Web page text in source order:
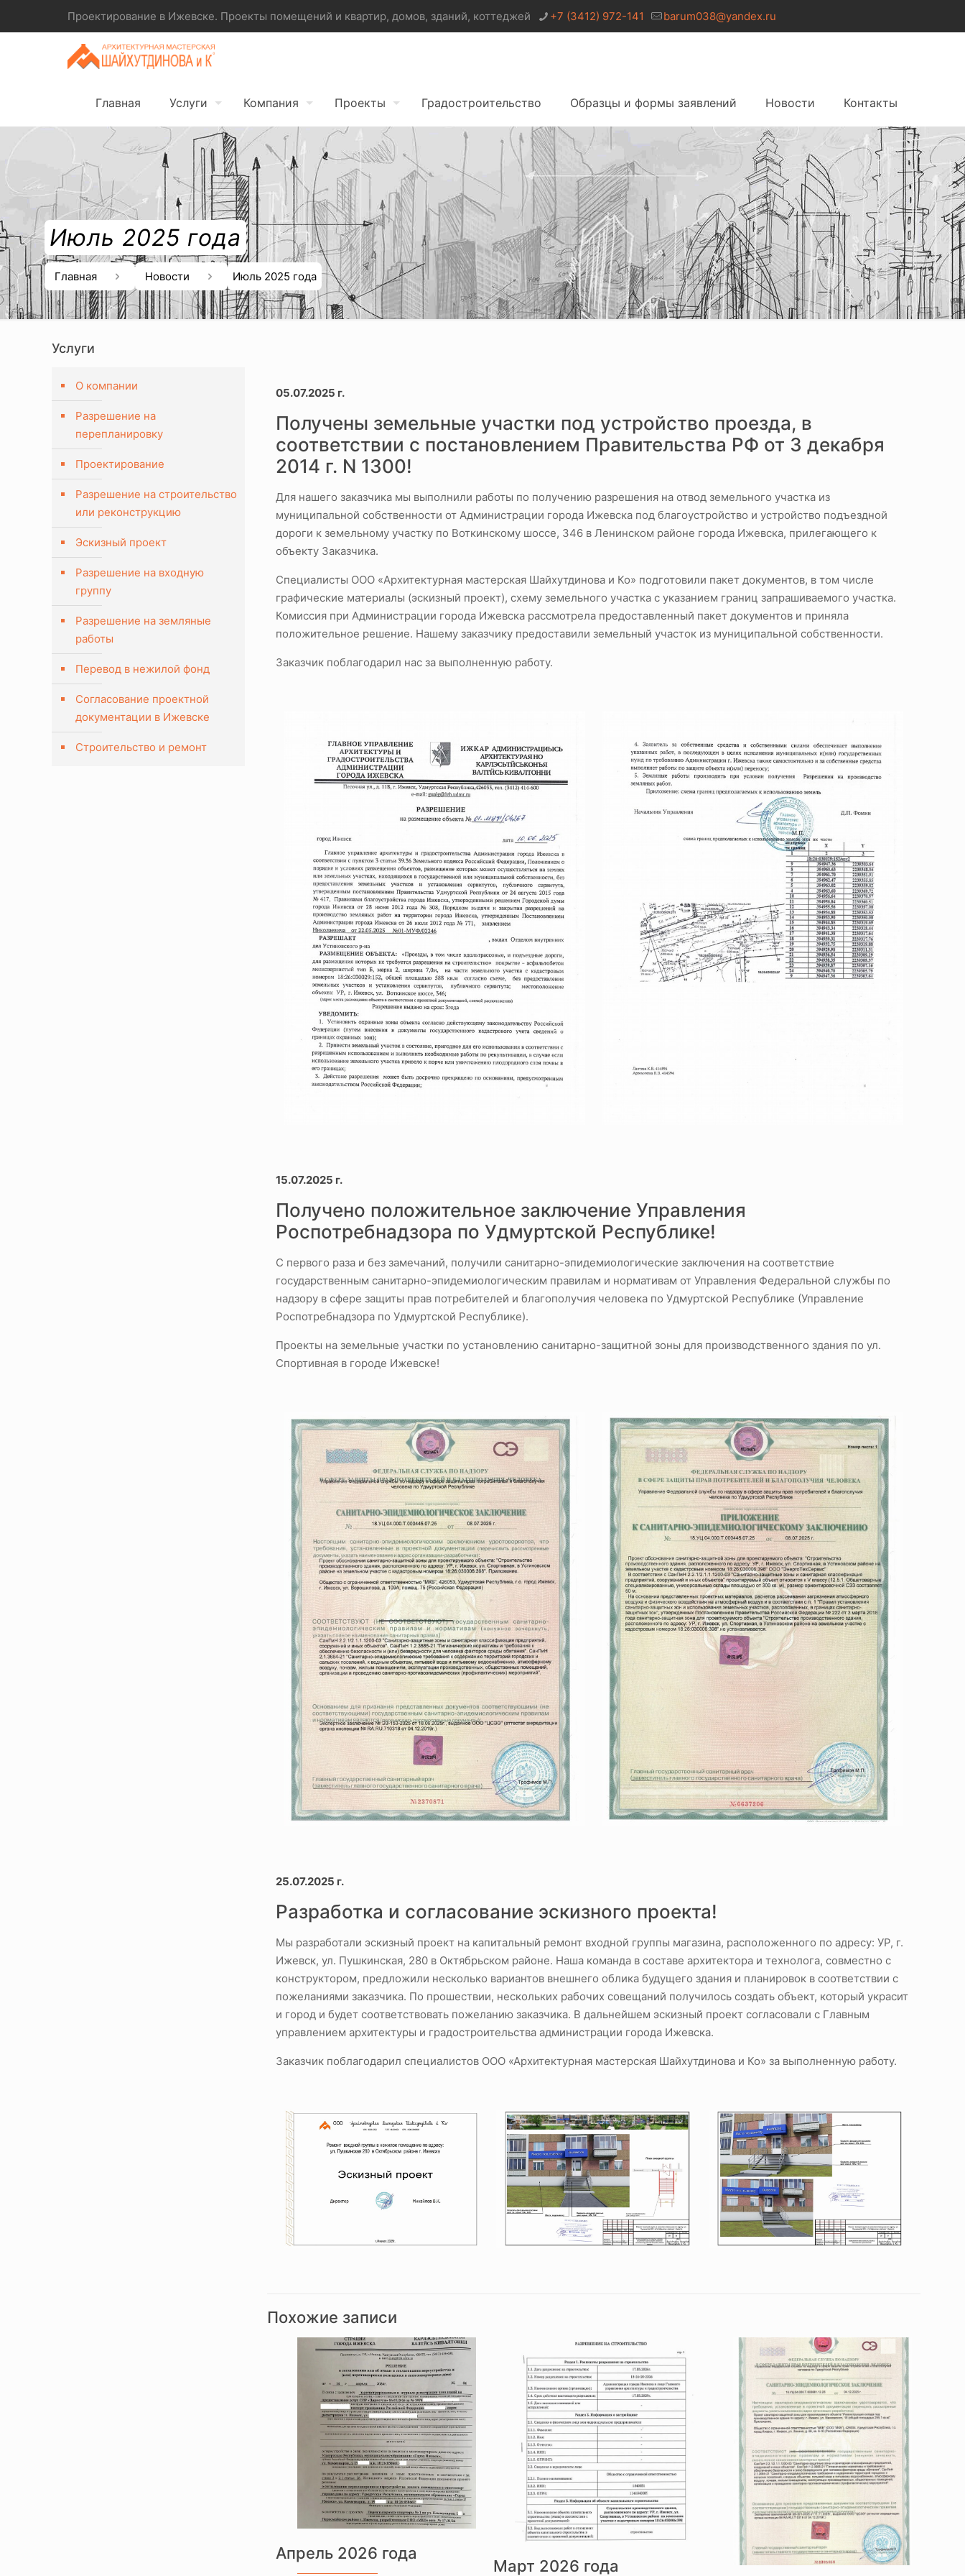
Проектирование в Ижевске. Проекты помещений и квартир, домов, зданий, коттеджей +7 (3412) 972-141 barum038@yandex.ru
Главная Услуги Компания Проекты Градостроительство Образцы и формы заявлений Новости Контакты
Июль 2025 года
Главная Новости Июль 2025 года
05.07.2025 г.
Получены земельные участки под устройство проезда, в
соответствии с постановлением Правительства РФ от 3 декабря
2014 г. N 1300!
Для нашего заказчика мы выполнили работы по получению разрешения на отвод земельного участка из
муниципальной собственности от Администрации города Ижевска под благоустройство и устройство подъездной
дороги к земельному участку по Воткинскому шоссе, 346 в Ленинском районе города Ижевска, прилегающего к
объекту Заказчика.
Специалисты OOO «Архитектурная мастерская Шайхутдинова и Ко» подготовили пакет документов, в том числе
графические материалы (эскизный проект), схему земельного участка с указанием границ запрашиваемого участка.
Комиссия при Администрации города Ижевска рассмотрела предоставленный пакет документов и приняла
положительное решение. Нашему заказчику предоставили земельный участок из муниципальной собственности.
Заказчик поблагодарил нас за выполненную работу.
15.07.2025 г.
Получено положительное заключение Управления
Роспотребнадзора по Удмуртской Республике!
С первого раза и без замечаний, получили санитарно-эпидемиологические заключения на соответствие
государственным санитарно-эпидемиологическим правилам и нормативам от Управления Федеральной службы по
надзору в сфере защиты прав потребителей и благополучия человека по Удмуртской Республике (Управление
Роспотребнадзора по Удмуртской Республике).
Проекты на земельные участки по установлению санитарно-защитной зоны для производственного здания по ул.
Спортивная в городе Ижевске!
25.07.2025 г.
Разработка и согласование эскизного проекта!
Мы разработали эскизный проект на капитальный ремонт входной группы магазина, расположенного по адресу: УР, г.
Ижевск, ул. Пушкинская, 280 в Октябрьском районе. Наша команда в составе архитектора и технолога, совместно с
конструктором, предложили несколько вариантов внешнего облика будущего здания и планировок в соответствии с
пожеланиями заказчика. По прошествии, нескольких рабочих совещаний получилось создать объект, который украсит
и город и будет соответствовать пожеланию заказчика. В дальнейшем эскизный проект согласовали с Главным
управлением архитектуры и градостроительства администрации города Ижевска.
Заказчик поблагодарил специалистов ООО «Архитектурная мастерская Шайхутдинова и Ко» за выполненную работу.
Похожие записи
Апрель 2026 года
Март 2026 года
Услуги
О компании
Разрешение на
перепланировку
Проектирование
Разрешение на строительство
или реконструкцию
Эскизный проект
Разрешение на входную
группу
Разрешение на земляные
работы
Перевод в нежилой фонд
Согласование проектной
документации в Ижевске
Строительство и ремонт